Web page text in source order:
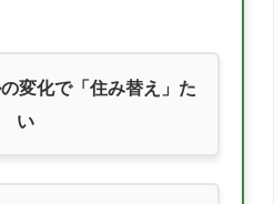
変化で「住み替え」た
い